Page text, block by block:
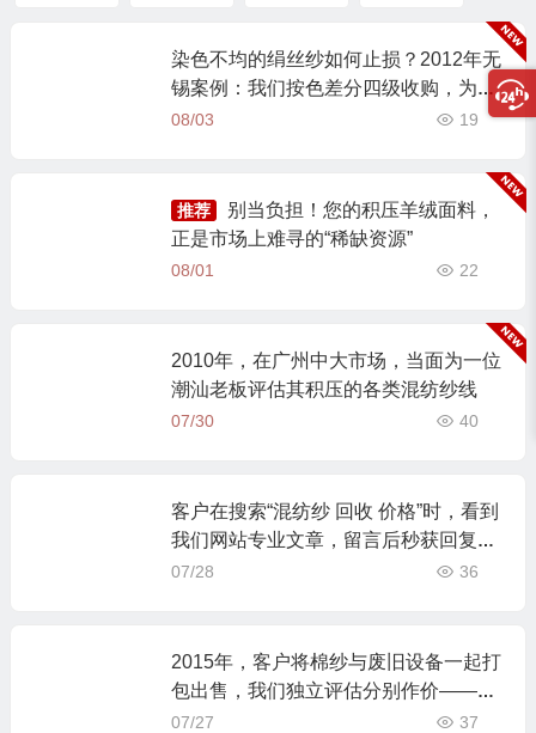
染色不均的绢丝纱如何止损？2012年无
锡案例：我们按色差分四级收购，为客
户挽回七成损失
08/03 19
推荐
别当负担！您的积压羊绒面料，
正是市场上难寻的“稀缺资源”
08/01 22
2010年，在广州中大市场，当面为一位
潮汕老板评估其积压的各类混纺纱线
07/30 40
客户在搜索“混纺纱 回收 价格”时，看到
我们网站专业文章，留言后秒获回复
——老张：你的回答越专业，客户越放
07/28 36
2015年，客户将棉纱与废旧设备一起打
包出售，我们独立评估分别作价——老
张：混在一起卖，你就亏了
07/27 37